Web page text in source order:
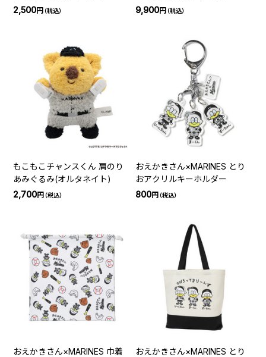
2,500円（税込）
9,900円（税込）
もこもこチャンスくん 肩のり
あみぐるみ(オルタネイト)
2,700円（税込）
おえかきさん×MARINES とり
おアクリルキーホルダー
800円（税込）
おえかきさん×MARINES 巾着
おえかきさん×MARINES とり